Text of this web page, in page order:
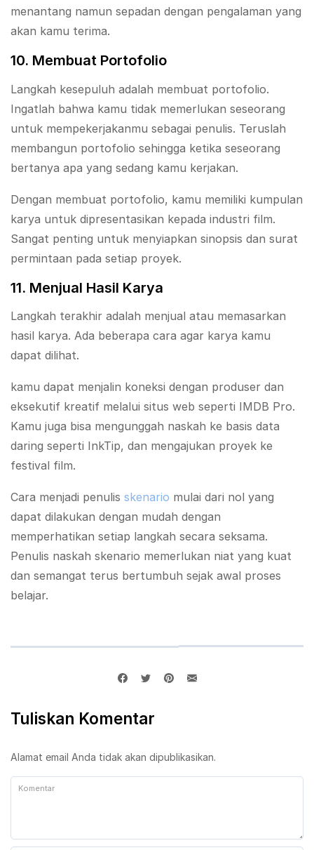
menantang namun sepadan dengan pengalaman yang
akan kamu terima.
10. Membuat Portofolio
Langkah kesepuluh adalah membuat portofolio.
Ingatlah bahwa kamu tidak memerlukan seseorang
untuk mempekerjakanmu sebagai penulis. Teruslah
membangun portofolio sehingga ketika seseorang
bertanya apa yang sedang kamu kerjakan.
Dengan membuat portofolio, kamu memiliki kumpulan
karya untuk dipresentasikan kepada industri film.
Sangat penting untuk menyiapkan sinopsis dan surat
permintaan pada setiap proyek.
11. Menjual Hasil Karya
Langkah terakhir adalah menjual atau memasarkan
hasil karya. Ada beberapa cara agar karya kamu
dapat dilihat.
kamu dapat menjalin koneksi dengan produser dan
eksekutif kreatif melalui situs web seperti IMDB Pro.
Kamu juga bisa mengunggah naskah ke basis data
daring seperti InkTip, dan mengajukan proyek ke
festival film.
Cara menjadi penulis skenario mulai dari nol yang
dapat dilakukan dengan mudah dengan
memperhatikan setiap langkah secara seksama.
Penulis naskah skenario memerlukan niat yang kuat
dan semangat terus bertumbuh sejak awal proses
belajar.
Tuliskan Komentar
Alamat email Anda tidak akan dipublikasikan.
Komentar